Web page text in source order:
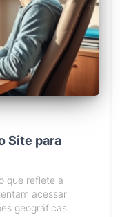
Site para
que reflete a
acessar
geográficas.